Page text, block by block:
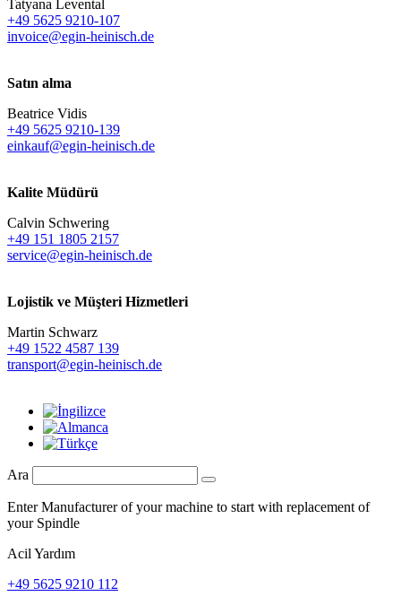
Tatyana Levental
+49 5625 9210-107
invoice@egin-heinisch.de
Satın alma
Beatrice Vidis
+49 5625 9210-139
einkauf@egin-heinisch.de
Kalite Müdürü
Calvin Schwering
+49 151 1805 2157
service@egin-heinisch.de
Lojistik ve Müşteri Hizmetleri
Martin Schwarz
+49 1522 4587 139
transport@egin-heinisch.de
Ara
Enter Manufacturer of your machine to start with replacement of
your Spindle
Acil Yardım
+49 5625 9210 112